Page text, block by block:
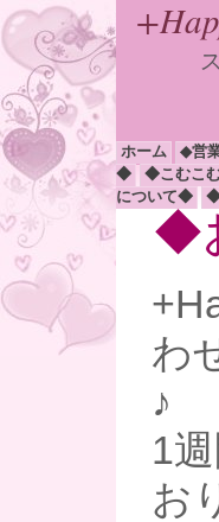
ホーム ◆営
◆
◆こむこ
について◆
◆
◆
わ
♪
1
お